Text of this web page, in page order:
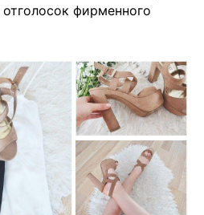
фирменного